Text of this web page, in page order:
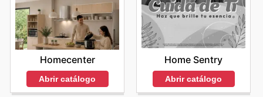
Homecenter
Abrir catálogo
Home Sentry
Abrir catálogo